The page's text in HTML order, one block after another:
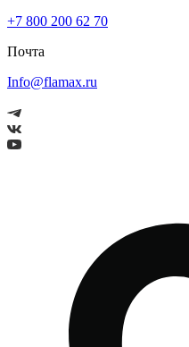
+7 800 200 62 70
Почта
Info@flamax.ru